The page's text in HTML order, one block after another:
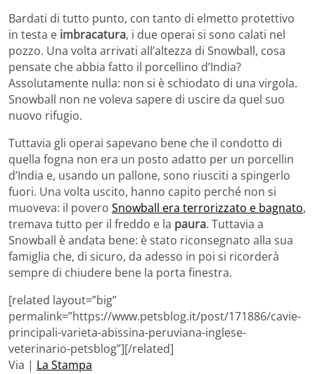
Bardati di tutto punto, con tanto di elmetto protettivo
in testa e imbracatura, i due operai si sono calati nel
pozzo. Una volta arrivati all’altezza di Snowball, cosa
pensate che abbia fatto il porcellino d’India?
Assolutamente nulla: non si è schiodato di una virgola.
Snowball non ne voleva sapere di uscire da quel suo
nuovo rifugio.
Tuttavia gli operai sapevano bene che il condotto di
quella fogna non era un posto adatto per un porcellin
d’India e, usando un pallone, sono riusciti a spingerlo
fuori. Una volta uscito, hanno capito perché non si
muoveva: il povero Snowball era terrorizzato e bagnato,
tremava tutto per il freddo e la paura. Tuttavia a
Snowball è andata bene: è stato riconsegnato alla sua
famiglia che, di sicuro, da adesso in poi si ricorderà
sempre di chiudere bene la porta finestra.
[related layout=”big”
permalink=”https://www.petsblog.it/post/171886/cavie-
principali-varieta-abissina-peruviana-inglese-
veterinario-petsblog”][/related]
Via | La Stampa